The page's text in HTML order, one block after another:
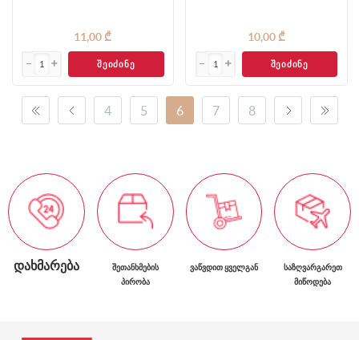
11,00 ₾
ᲨᲔᲘᲫᲘᲜᲔ
10,00 ₾
ᲨᲔᲘᲫᲘᲜᲔ
4 5 6 7 8
ᲓᲐᲮᲛᲐᲠᲔᲑᲐ
ᲨᲔᲗᲐᲜᲮᲛᲔᲑᲘᲡ
ᲞᲘᲠᲝᲑᲐ
ᲕᲐᲬᲕᲓᲘᲗ ᲧᲕᲔᲚᲒᲐᲜ
ᲡᲐᲖᲦᲕᲐᲠᲒᲐᲠᲔᲗ
ᲛᲘᲬᲝᲓᲔᲑᲐ